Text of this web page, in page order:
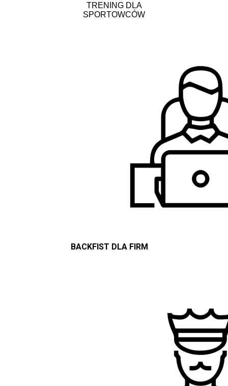
TRENING DLA
SPORTOWCÓW
BACKFIST DLA FIRM